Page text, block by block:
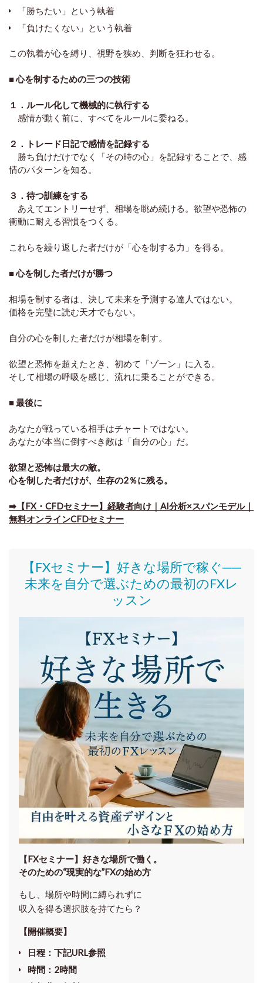
「勝ちたい」という執着
「負けたくない」という執着
この執着が心を縛り、視野を狭め、判断を狂わせる。
■ 心を制するための三つの技術
１．ルール化して機械的に執行する
感情が動く前に、すべてをルールに委ねる。
２．トレード日記で感情を記録する
勝ち負けだけでなく「その時の心」を記録することで、感
情のパターンを知る。
３．待つ訓練をする
あえてエントリーせず、相場を眺め続ける。欲望や恐怖の
衝動に耐える習慣をつくる。
これらを繰り返した者だけが「心を制する力」を得る。
■ 心を制した者だけが勝つ
相場を制する者は、決して未来を予測する達人ではない。
価格を完璧に読む天才でもない。
自分の心を制した者だけが相場を制す。
欲望と恐怖を超えたとき、初めて「ゾーン」に入る。
そして相場の呼吸を感じ、流れに乗ることができる。
■ 最後に
あなたが戦っている相手はチャートではない。
あなたが本当に倒すべき敵は「自分の心」だ。
欲望と恐怖は最大の敵。
心を制した者だけが、生存の2％に残る。
➡【FX・CFDセミナー】経験者向け｜AI分析×スパンモデル｜
無料オンラインCFDセミナー
【FXセミナー】好きな場所で稼ぐ──
未来を自分で選ぶための最初のFXレ
ッスン
【FXセミナー】 好きな場所で働く。
そのための“現実的な”FXの始め方
もし、場所や時間に縛られずに
収入を得る選択肢を持てたら？
【開催概要】
日程：下記URL参照
時間： 2時間